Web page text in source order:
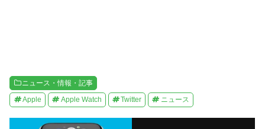
ニュース・情報・記事
Apple Apple Watch Twitter ニュース